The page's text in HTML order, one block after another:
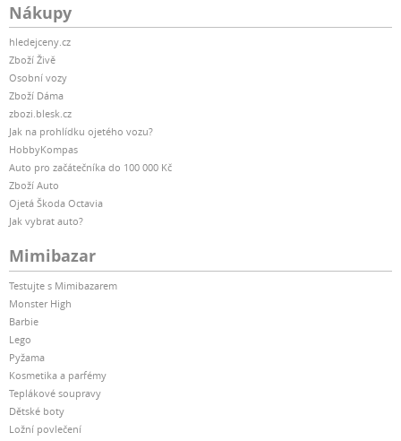
Nákupy
hledejceny.cz
Zboží Živě
Osobní vozy
Zboží Dáma
zbozi.blesk.cz
Jak na prohlídku ojetého vozu?
HobbyKompas
Auto pro začátečníka do 100 000 Kč
Zboží Auto
Ojetá Škoda Octavia
Jak vybrat auto?
Mimibazar
Testujte s Mimibazarem
Monster High
Barbie
Lego
Pyžama
Kosmetika a parfémy
Teplákové soupravy
Dětské boty
Ložní povlečení